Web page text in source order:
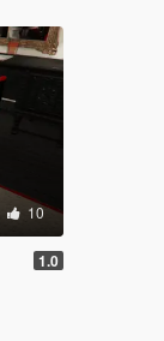
10
1.0